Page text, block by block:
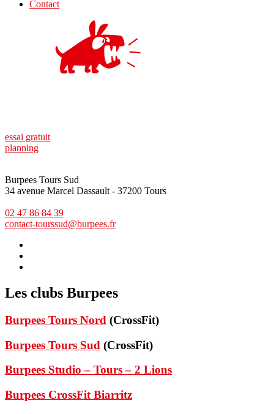
Contact
essai gratuit
planning
Burpees Tours Sud
34 avenue Marcel Dassault - 37200 Tours
02 47 86 84 39
contact-tourssud@burpees.fr
Les clubs Burpees
Burpees Tours Nord (CrossFit)
Burpees Tours Sud (CrossFit)
Burpees Studio – Tours – 2 Lions
Burpees CrossFit Biarritz